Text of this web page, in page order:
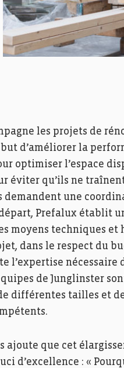
les projets de
d’améliorer la
optimiser l’espace
éviter qu’ils ne
demandent une
Prefalux établit
moyens techniques et
dans le respect du
l’expertise nécessaire
de Junglinster
différentes tailles et
ajoute que cet
d’excellence : «